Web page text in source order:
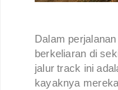
Dalam
berkeliaran di
jalur track ini
kayaknya